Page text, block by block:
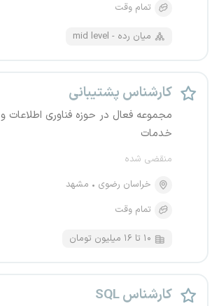
تمام وقت
mid level - میان رده
کارشناس پشتیبانی
مجموعه فعال در حوزه فناوری اطلاعات و
خدمات
منقضی شده
خراسان رضوی
مشهد
تمام وقت
۱۰ تا ۱۶ میلیون تومان
کارشناس SQL